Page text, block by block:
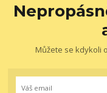
Můžete se kdykoli